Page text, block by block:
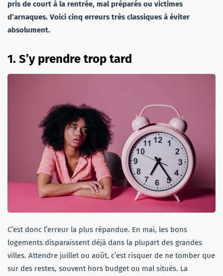
pris de court à la rentrée, mal préparés ou victimes
d’arnaques. Voici cinq erreurs très classiques à éviter
absolument.
1. S’y prendre trop tard
C’est donc l’erreur la plus répandue. En mai, les bons
logements disparaissent déjà dans la plupart des grandes
villes. Attendre juillet ou août, c’est risquer de ne tomber que
sur des restes, souvent hors budget ou mal situés. La